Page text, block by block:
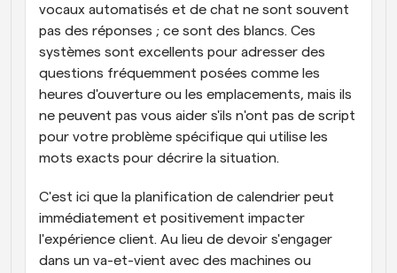
vocaux automatisés et de chat ne sont souvent
pas des réponses ; ce sont des blancs. Ces
systèmes sont excellents pour adresser des
questions fréquemment posées comme les
heures d'ouverture ou les emplacements, mais ils
ne peuvent pas vous aider s'ils n'ont pas de script
pour votre problème spécifique qui utilise les
mots exacts pour décrire la situation.
C'est ici que la planification de calendrier peut
immédiatement et positivement impacter
l'expérience client. Au lieu de devoir s'engager
dans un va-et-vient avec des machines ou